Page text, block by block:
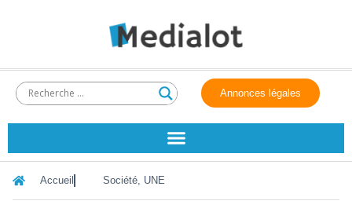
Annonces légales
Accueil Société, UNE